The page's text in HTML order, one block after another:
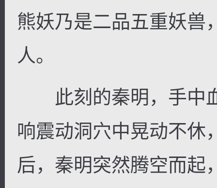
熊妖乃是二品五重妖兽
人。
此刻的秦明，手中
响震动洞穴中晃动不休
后，秦明突然腾空而起